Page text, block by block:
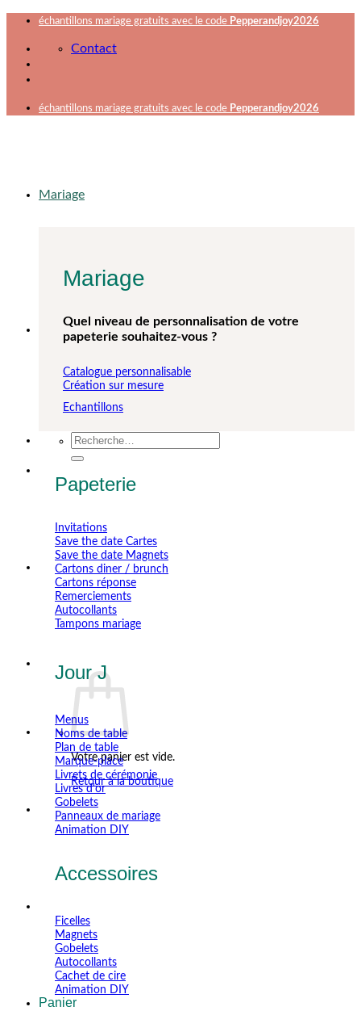
Passer
contenu
échantillons mariage gratuits avec le code Pepperandjoy2026
Contact
échantillons mariage gratuits avec le code Pepperandjoy2026
Recherche
pour :
Votre panier est vide.
Retour à la boutique
Panier
Mariage
Mariage
Quel niveau de personnalisation de votre
papeterie souhaitez-vous ?
Catalogue personnalisable
Création sur mesure
Echantillons
Papeterie
Invitations
Save the date Cartes
Save the date Magnets
Cartons diner / brunch
Cartons réponse
Remerciements
Autocollants
Tampons mariage
Jour J
Menus
Noms de table
Plan de table
Marque-place
Livrets de cérémonie
Livres d'or
Gobelets
Panneaux de mariage
Animation DIY
Accessoires
Ficelles
Magnets
Gobelets
Autocollants
Cachet de cire
Animation DIY